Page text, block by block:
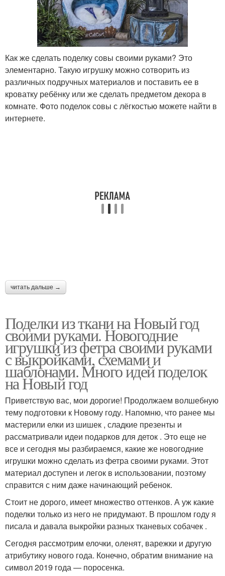
Как же сделать поделку совы своими руками? Это
элементарно. Такую игрушку можно сотворить из
различных подручных материалов и поставить ее в
кроватку ребёнку или же сделать предметом декора в
комнате. Фото поделок совы с лёгкостью можете найти в
интернете.
читать дальше →
Поделки из ткани на Новый год
своими руками. Новогодние
игрушки из фетра своими руками
с выкройками, схемами и
шаблонами. Много идей поделок
на Новый год
Приветствую вас, мои дорогие! Продолжаем волшебную
тему подготовки к Новому году. Напомню, что ранее мы
мастерили елки из шишек , сладкие презенты и
рассматривали идеи подарков для деток . Это еще не
все и сегодня мы разбираемся, какие же новогодние
игрушки можно сделать из фетра своими руками. Этот
материал доступен и легок в использовании, поэтому
справится с ним даже начинающий ребенок.
Стоит не дорого, имеет множество оттенков. А уж какие
поделки только из него не придумают. В прошлом году я
писала и давала выкройки разных тканевых собачек .
Сегодня рассмотрим елочки, оленят, варежки и другую
атрибутику нового года. Конечно, обратим внимание на
символ 2019 года — поросенка.